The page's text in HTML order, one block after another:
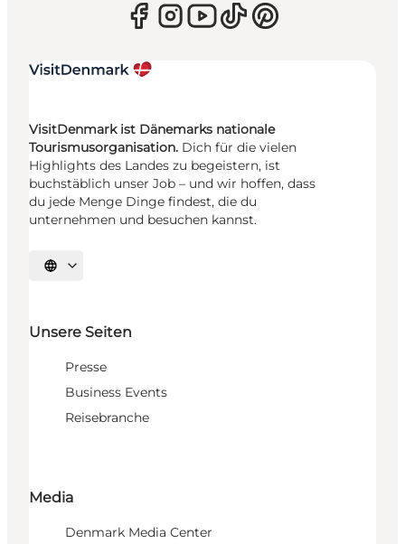
VisitDenmark ist Dänemarks nationale
Tourismusorganisation. Dich für die vielen
Highlights des Landes zu begeistern, ist
buchstäblich unser Job – und wir hoffen, dass
du jede Menge Dinge findest, die du
unternehmen und besuchen kannst.
Sprache auswählen
Unsere Seiten
Presse
Business Events
Reisebranche
Media
Denmark Media Center